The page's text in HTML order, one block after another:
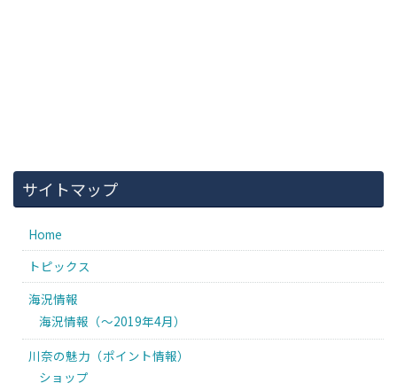
サイトマップ
Home
トピックス
海況情報
海況情報（〜2019年4月）
川奈の魅力（ポイント情報）
ショップ